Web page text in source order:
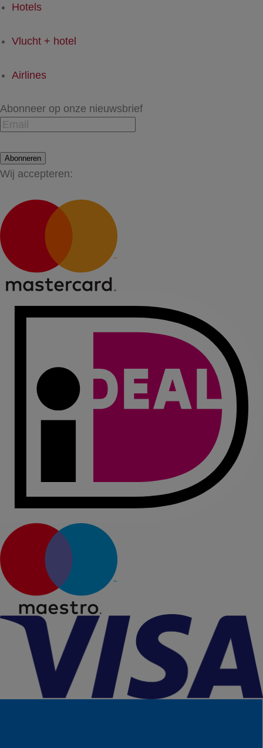
Hotels
Vlucht + hotel
Airlines
Abonneer op onze nieuwsbrief
Abonneren
Wij accepteren: